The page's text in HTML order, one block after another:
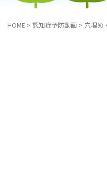
HOME > 認知症予防動画 > 穴埋め